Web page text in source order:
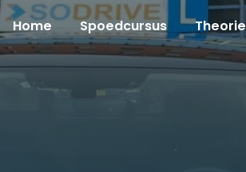
Home Spoedcursus Theorie